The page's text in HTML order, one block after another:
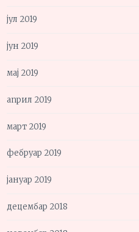
јул 2019
јун 2019
мај 2019
април 2019
март 2019
фебруар 2019
јануар 2019
децембар 2018